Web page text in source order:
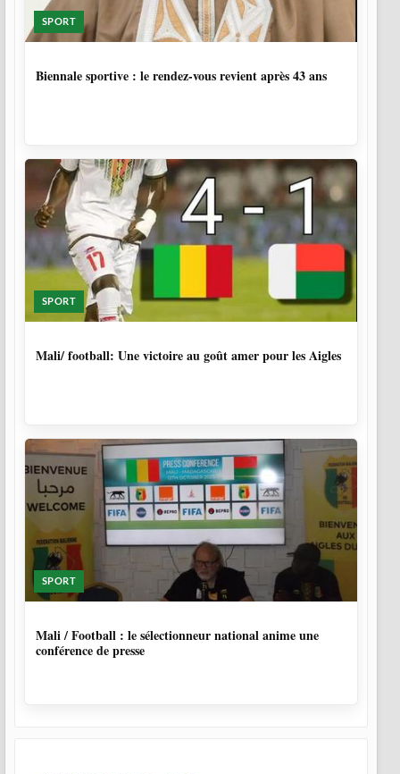
SPORT
Biennale sportive : le rendez-vous revient après 43 ans
SPORT
Mali/ football: Une victoire au goût amer pour les Aigles
SPORT
Mali / Football : le sélectionneur national anime une
conférence de presse